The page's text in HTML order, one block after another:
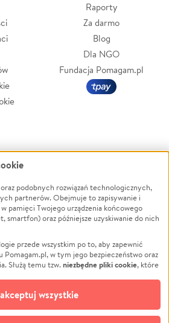
Raporty
Za darmo
Blog
Dla NGO
Fundacja Pomagam.pl
Powódź
Wichura
NGO
Edukacja
Podróż
Impreza
Ochrona środowiska
Biznes
podobnych rozwiązań technologicznych,
partnerów. Obejmuje to zapisywanie i
pamięci Twojego urządzenia końcowego
smartfon) oraz późniejsze uzyskiwanie do nich
przede wszystkim po to, aby zapewnić
Pomagam.pl, w tym jego bezpieczeństwo oraz
Służą temu tzw.niezbędne pliki cookie, które
plików cookie
i retargetingowych. Możesz wyrazić
odmówić. W dowolnym momencie masz
wszystkie